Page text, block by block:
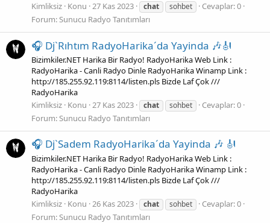
Kimliksiz Konu 27 Kas 2023 chat sohbet
Cevaplar: 0
Forum:Sunucu Radyo Tanıtımları
🎧 Dj`Rıhtım RadyoHarika´da Yayinda 🎶🎻
Bizimkiler.NET Harika Bir Radyo! RadyoHarika Web Link :
RadyoHarika - Canli Radyo Dinle RadyoHarika Winamp Link :
http://185.255.92.119:8114/listen.pls Bizde Laf Çok ///
RadyoHarika
Kimliksiz Konu 27 Kas 2023 chat sohbet
Cevaplar: 0
Forum:Sunucu Radyo Tanıtımları
🎧 Dj`Sadem RadyoHarika´da Yayinda 🎶 🎻
Bizimkiler.NET Harika Bir Radyo! RadyoHarika Web Link :
RadyoHarika - Canli Radyo Dinle RadyoHarika Winamp Link :
http://185.255.92.119:8114/listen.pls Bizde Laf Çok ///
RadyoHarika
Kimliksiz Konu 26 Kas 2023 chat sohbet
Cevaplar: 0
Forum:Sunucu Radyo Tanıtımları